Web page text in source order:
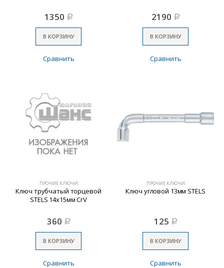
1350 Р
В КОРЗИНУ
Сравнить
2190 Р
В КОРЗИНУ
Сравнить
ПРОЧИЕ КЛЮЧИ
Ключ трубчатый торцевой
STELS 14х15мм CrV
360 Р
В КОРЗИНУ
Сравнить
ПРОЧИЕ КЛЮЧИ
Ключ угловой 13мм STELS
125 Р
В КОРЗИНУ
Сравнить